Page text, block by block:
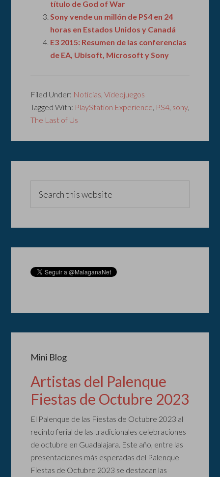
título de God of War
Sony vende un millón de PS4 en 24
horas en Estados Unidos y Canadá
E3 2015: Resumen de las conferencias
de EA, Ubisoft, Microsoft y Sony
Filed Under: Noticias ,Videojuegos
Tagged With: PlayStation Experience PS4 sony,
The Last of Us
Mini Blog
Artistas del Palenque
Fiestas de Octubre 2023
El Palenque de las Fiestas de Octubre 2023 al
recinto ferial de las tradicionales celebraciones
de octubre en Guadalajara. Este año, entre las
presentaciones más esperadas del Palenque
Fiestas de Octubre 2023 se destacan las